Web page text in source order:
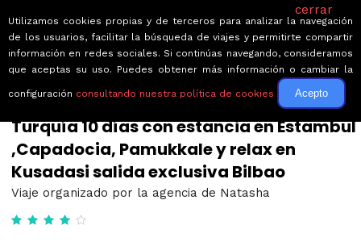
← Volver a Circuitos por Estambul
Turquía 10 días con estancia en Estambul
,Capadocia, Pamukkale y relax en
Kusadasi salida exclusiva Bilbao
Viaje organizado por la agencia de Natasha
cerrar
Utilizamos cookies propias y de terceros para analizar la navegación
de los usuarios, facilitar la búsqueda de viajes y permitirte compartir
información en redes sociales. Si continúas navegando, consideramos
que aceptas su uso. Puedes obtener más información o cambiar la
configuración consultando nuestra política de cookies Acepto